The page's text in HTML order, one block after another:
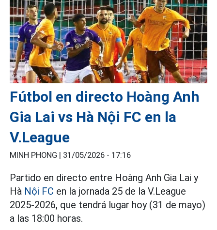
Fútbol en directo Hoàng Anh
Gia Lai vs Hà Nội FC en la
V.League
MINH PHONG | 31/05/2026 - 17:16
Partido en directo entre Hoàng Anh Gia Lai y
Hà Nội FC en la jornada 25 de la V.League
2025-2026, que tendrá lugar hoy (31 de mayo)
a las 18:00 horas.